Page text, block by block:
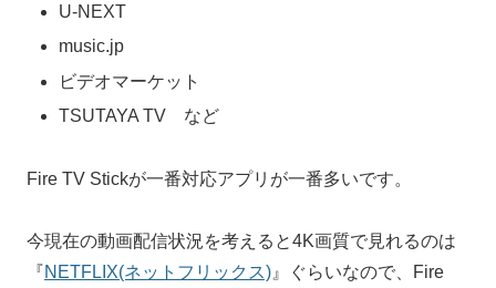
U-NEXT
music.jp
ビデオマーケット
TSUTAYA TV など
Fire TV Stickが一番対応アプリが一番多いです。
今現在の動画配信状況を考えると4K画質で見れるのは
『NETFLIX(ネットフリックス) 』ぐらいなので、Fire